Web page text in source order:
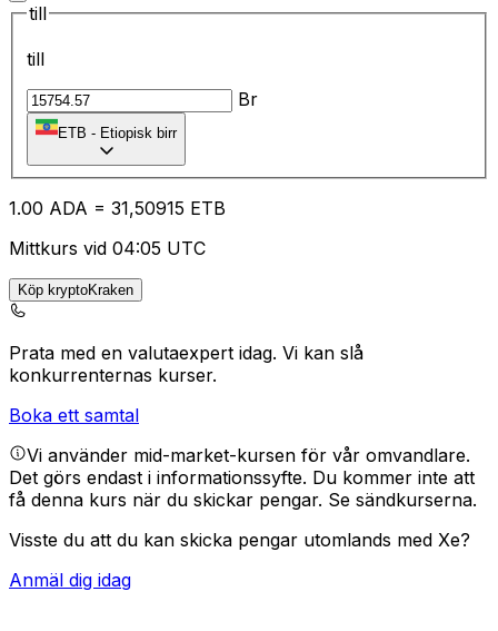
till
till
Br
ETB - Etiopisk birr
1.00 ADA = 31,50915 ETB
Mittkurs vid 04:05 UTC
Köp kryptoKraken
Prata med en valutaexpert idag. Vi kan slå
konkurrenternas kurser.
Boka ett samtal
Vi använder mid-market-kursen för vår omvandlare.
Det görs endast i informationssyfte. Du kommer inte att
få denna kurs när du skickar pengar. Se sändkurserna.
Visste du att du kan skicka pengar utomlands med Xe?
Anmäl dig idag